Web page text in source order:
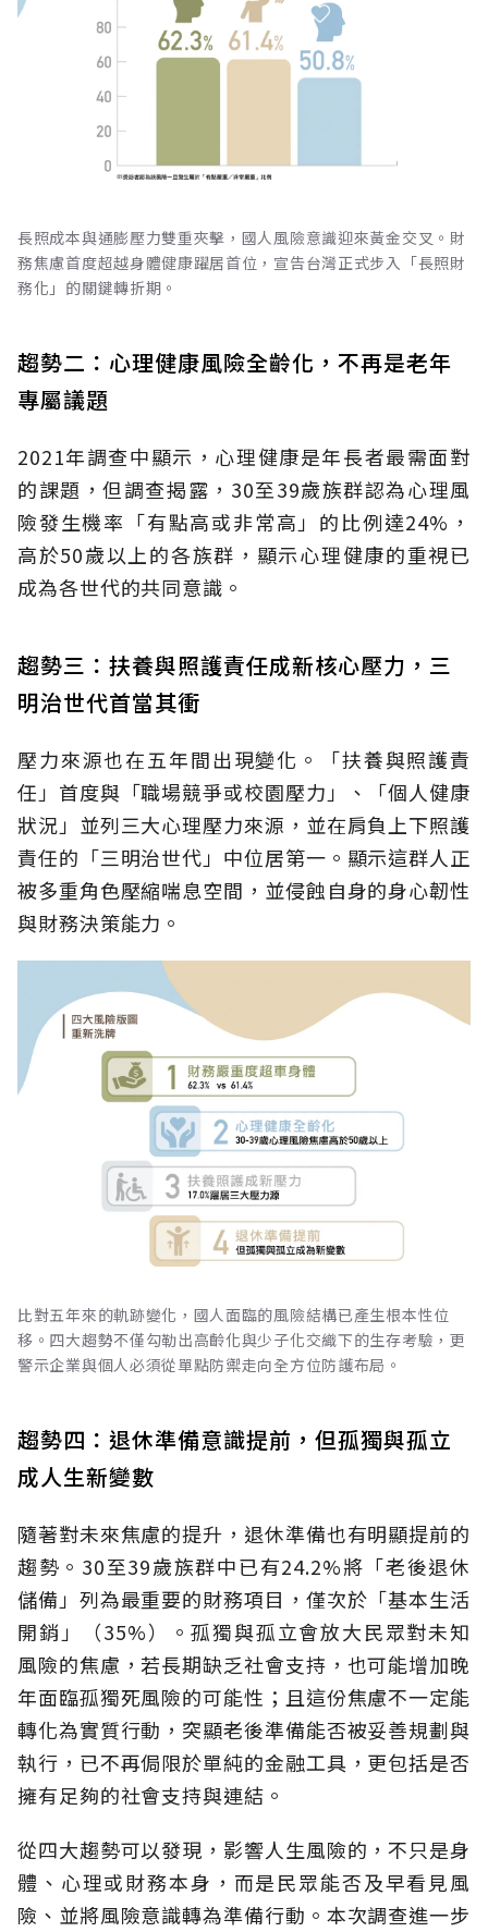
長照成本與通膨壓力雙重夾擊，國人風險意識迎來黃金交叉。財
務焦慮首度超越身體健康躍居首位，宣告台灣正式步入「長照財
務化」的關鍵轉折期。
趨勢二：心理健康風險全齡化，不再是老年
專屬議題
2021年調查中顯示，心理健康是年長者最需面對
的課題，但調查揭露，30至39歲族群認為心理風
險發生機率「有點高或非常高」的比例達24%，
高於50歲以上的各族群，顯示心理健康的重視已
成為各世代的共同意識。
趨勢三：扶養與照護責任成新核心壓力，三
明治世代首當其衝
壓力來源也在五年間出現變化。「扶養與照護責
任」首度與「職場競爭或校園壓力」、「個人健康
狀況」並列三大心理壓力來源，並在肩負上下照護
責任的「三明治世代」中位居第一。顯示這群人正
被多重角色壓縮喘息空間，並侵蝕自身的身心韌性
與財務決策能力。
比對五年來的軌跡變化，國人面臨的風險結構已產生根本性位
移。四大趨勢不僅勾勒出高齡化與少子化交織下的生存考驗，更
警示企業與個人必須從單點防禦走向全方位防護布局。
趨勢四：退休準備意識提前，但孤獨與孤立
成人生新變數
隨著對未來焦慮的提升，退休準備也有明顯提前的
趨勢。30至39歲族群中已有24.2%將「老後退休
儲備」列為最重要的財務項目，僅次於「基本生活
開銷」（35%）。孤獨與孤立會放大民眾對未知
風險的焦慮，若長期缺乏社會支持，也可能增加晚
年面臨孤獨死風險的可能性；且這份焦慮不一定能
轉化為實質行動，突顯老後準備能否被妥善規劃與
執行，已不再侷限於單純的金融工具，更包括是否
擁有足夠的社會支持與連結。
從四大趨勢可以發現，影響人生風險的，不只是身
體、心理或財務本身，而是民眾能否及早看見風
險、並將風險意識轉為準備行動。本次調查進一步